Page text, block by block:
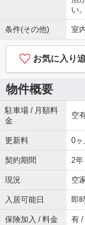
い。
条件(その他) 室
お気に入り
物件概要
駐車場 / 月額料
金
空
更新料 0ヶ
契約期間 2年
現況 空
入居可能日 即
保険加入 / 料金 有 /